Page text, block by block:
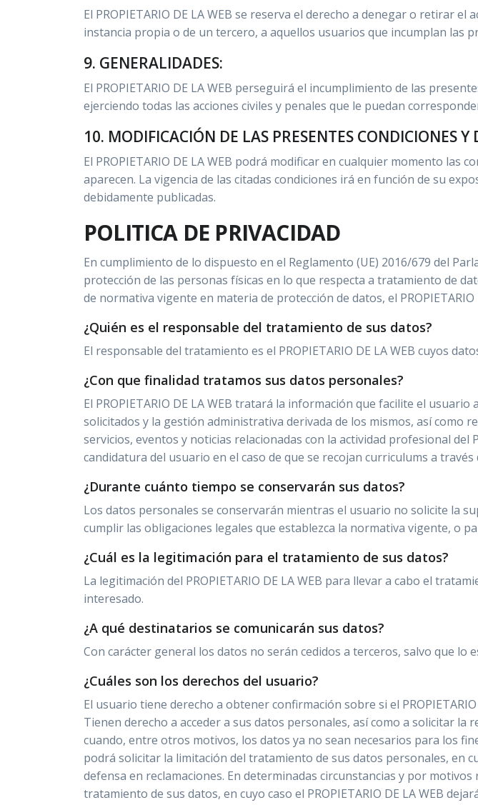
El PROPIETARIO DE LA WEB se reserva el derecho a denegar o retirar
instancia propia o de un tercero, a aquellos usuarios que incumplan las
9. GENERALIDADES:
El PROPIETARIO DE LA WEB perseguirá el incumplimiento de las
ejerciendo todas las acciones civiles y penales que le puedan
10. MODIFICACIÓN DE LAS PRESENTES CONDICIONES Y
El PROPIETARIO DE LA WEB podrá modificar en cualquier momento
aparecen. La vigencia de las citadas condiciones irá en función de su
debidamente publicadas.
POLITICA DE PRIVACIDAD
En cumplimiento de lo dispuesto en el Reglamento (UE) 2016/679 del
protección de las personas físicas en lo que respecta a tratamiento de
de normativa vigente en materia de protección de datos, el
¿Quién es el responsable del tratamiento de sus datos?
El responsable del tratamiento es el PROPIETARIO DE LA WEB cuyos
¿Con que finalidad tratamos sus datos personales?
El PROPIETARIO DE LA WEB tratará la información que facilite el
solicitados y la gestión administrativa derivada de los mismos, así como
servicios, eventos y noticias relacionadas con la actividad profesional del
candidatura del usuario en el caso de que se recojan curriculums a través
¿Durante cuánto tiempo se conservarán sus datos?
Los datos personales se conservarán mientras el usuario no solicite la
cumplir las obligaciones legales que establezca la normativa vigente, o
¿Cuál es la legitimación para el tratamiento de sus datos?
La legitimación del PROPIETARIO DE LA WEB para llevar a cabo el
interesado.
¿A qué destinatarios se comunicarán sus datos?
Con carácter general los datos no serán cedidos a terceros, salvo que lo
¿Cuáles son los derechos del usuario?
El usuario tiene derecho a obtener confirmación sobre si el
Tienen derecho a acceder a sus datos personales, así como a solicitar
cuando, entre otros motivos, los datos ya no sean necesarios para los
podrá solicitar la limitación del tratamiento de sus datos personales, en
defensa en reclamaciones. En determinadas circunstancias y por
tratamiento de sus datos, en cuyo caso el PROPIETARIO DE LA WEB